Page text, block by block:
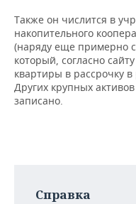
Также он числится в
накопительного
(наряду еще примерно
который, согласно
квартиры в рассрочку
Других крупных
записано.
Справка